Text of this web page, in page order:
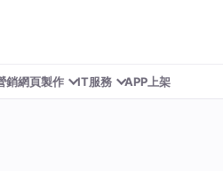
銷網頁製作 IT服務 APP上架